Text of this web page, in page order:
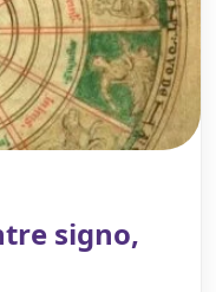
signo,